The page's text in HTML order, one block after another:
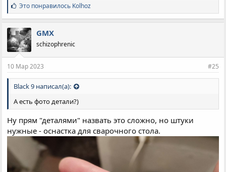
С
и
м
п
а
т
и
:
Это понравилось Kolhoz
GMX
schizophrenic
10 Мар 2023 #25
Black 9 написал(а):
А есть фото детали?)
Ну прям "деталями" назвать это сложно, но штуки
нужные - оснастка для сварочного стола.